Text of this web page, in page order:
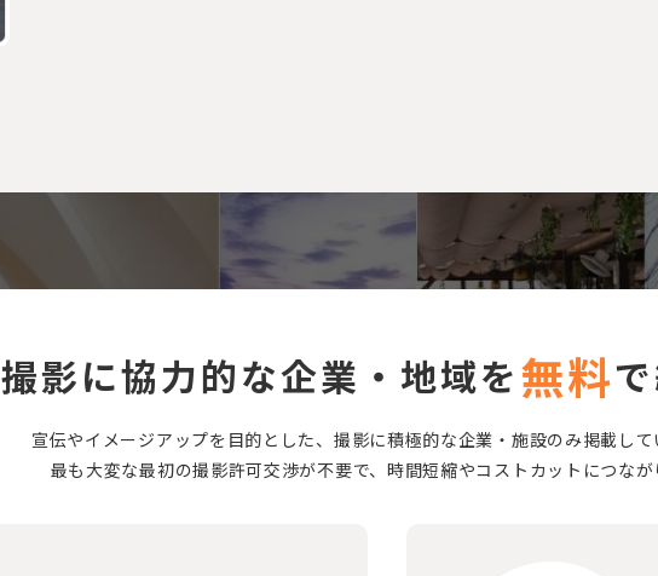
撮影に協力的な企業・地域を無料
宣伝やイメージアップを目的とした、撮影に積極的な企業・施設のみ掲載し
最も大変な最初の撮影許可交渉が不要で、時間短縮やコストカットにつな